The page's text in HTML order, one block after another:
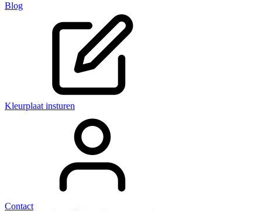
Blog
Kleurplaat insturen
Contact